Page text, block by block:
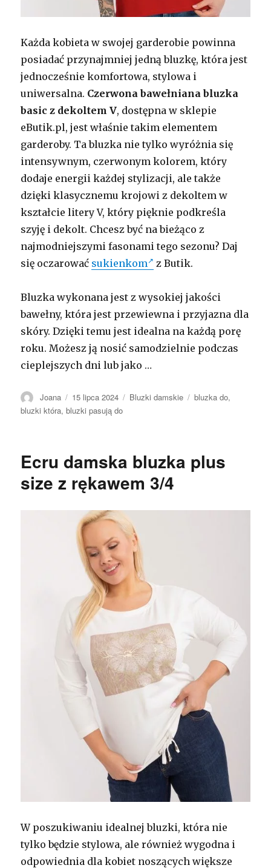
Każda kobieta w swojej garderobie powinna
posiadać przynajmniej jedną bluzkę, która jest
jednocześnie komfortowa, stylowa i
uniwersalna. Czerwona bawełniana bluzka
basic z dekoltem V, dostępna w sklepie
eButik.pl, jest właśnie takim elementem
garderoby. Ta bluzka nie tylko wyróżnia się
intensywnym, czerwonym kolorem, który
dodaje energii każdej stylizacji, ale także
dzięki klasycznemu krojowi z dekoltem w
kształcie litery V, który pięknie podkreśla
szyję i dekolt. Chcesz być na bieżąco z
najmodniejszymi fasonami tego sezonu? Daj
się oczarować sukienkom z Butik.
Bluzka wykonana jest z wysokiej jakości
bawełny, która jest przewiewna i przyjazna dla
skóry. Dzięki temu jest idealna na każdą porę
roku. Możesz ją nosić samodzielnie podczas
cieplejszych dni lub jako …
Autor
Joana Opublikowano
15 lipca 2024 Kategorie
Bluzki damskie Tagi
bluzka do,
bluzki która,bluzki pasują do
Ecru damska bluzka plus
size z rękawem 3/4
W poszukiwaniu idealnej bluzki, która nie
tylko będzie stylowa, ale również wygodna i
odpowiednia dla kobiet noszących większe